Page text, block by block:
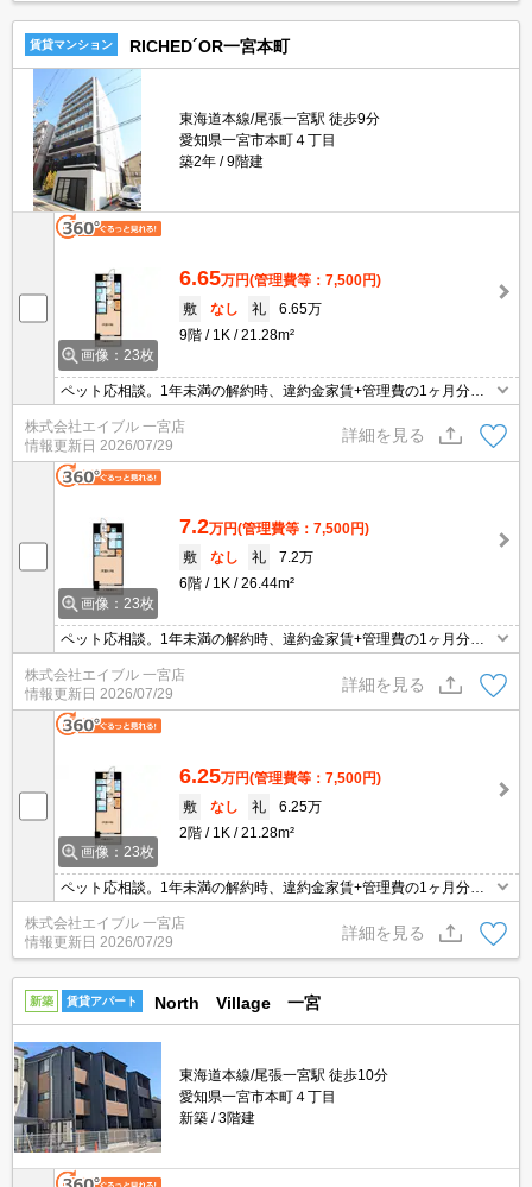
賃貸マンション RICHED´OR一宮本町
東海道本線/尾張一宮駅 徒歩9分
愛知県一宮市本町４丁目
築2年
9階建
画像：23枚
6.65万円(管理費等：7,500円)
敷
なし 礼
6.65万
9階
1K 21.28m²
ペット応相談。1年未満の解約時、違約金家賃+管理費の1ヶ月分発
生。オートロック。都市ガス使用。宅配ボックスあり。退去時、ル
ームクリーニング料金46,200円。退去時、エアコン洗浄代13,200
円。
株式会社エイブル 一宮店
情報更新日 2026/07/29
詳細を見る
画像：23枚
7.2万円(管理費等：7,500円)
敷
なし 礼
7.2万
6階
1K 26.44m²
ペット応相談。1年未満の解約時、違約金家賃+管理費の1ヶ月分発
生。オートロック。都市ガス使用。宅配ボックスあり。退去時、ル
ームクリーニング料金42,000円。
株式会社エイブル 一宮店
情報更新日 2026/07/29
詳細を見る
画像：23枚
6.25万円(管理費等：7,500円)
敷
なし 礼
6.25万
2階
1K 21.28m²
ペット応相談。1年未満の解約時、違約金家賃+管理費の1ヶ月分発
ームクリーニング料金42,000円。
株式会社エイブル 一宮店
情報更新日 2026/07/29
詳細を見る
新築 賃貸アパート North Village 一宮
東海道本線/尾張一宮駅 徒歩10分
愛知県一宮市本町４丁目
新築
3階建